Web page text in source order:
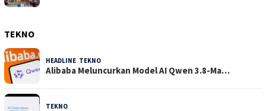
TEKNO
HEADLINE TEKNO
Alibaba Meluncurkan Model AI Qwen 3.8-Ma…
TEKNO